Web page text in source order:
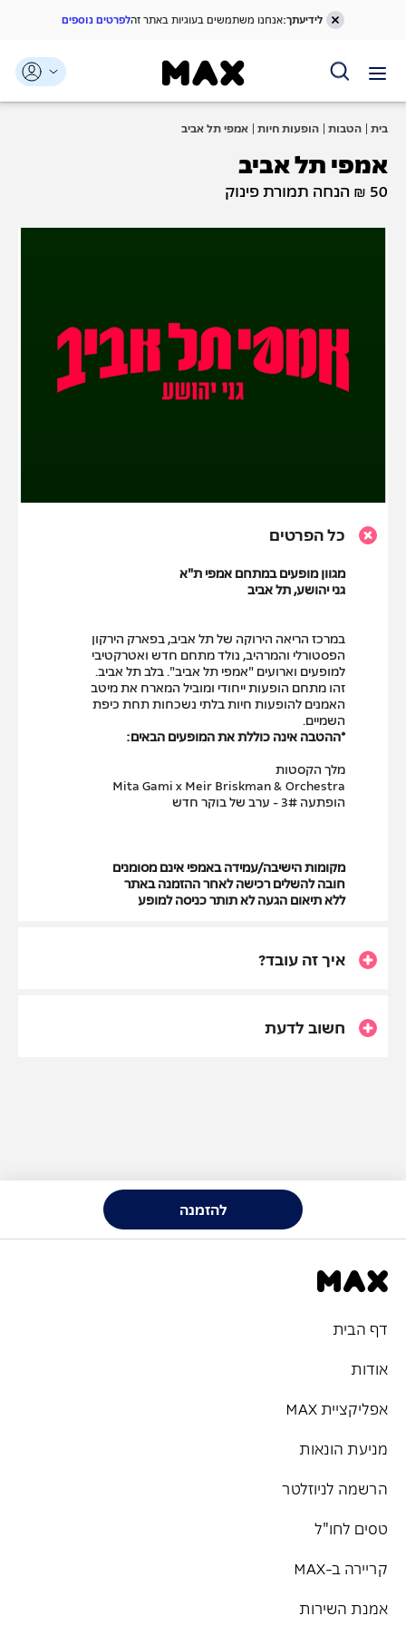
דלג אל תפריט ניווט
דלג אל תוכן ראשי
דלג אל תחתית העמוד
לידיעתך:אנחנו משתמשים בעוגיות באתר זהלפרטים נוספים
בית הטבות הופעות חיות אמפי תל אביב
אמפי תל אביב
50 ₪ הנחה תמורת פינוק
כל הפרטים
מגוון מופעים במתחם אמפי ת"א
גני יהושע, תל אביב
במרכז הריאה הירוקה של תל אביב, בפארק הירקון
הפסטורלי והמרהיב, נולד מתחם חדש ואטרקטיבי
למופעים וארועים "אמפי תל אביב". בלב תל אביב.
זהו מתחם הופעות ייחודי ומוביל המארח את מיטב
האמנים להופעות חיות בלתי נשכחות תחת כיפת
השמיים.
*ההטבה אינה כוללת את המופעים הבאים:
מלך הקסטות
Mita Gami x Meir Briskman & Orchestra
הופתעה 3# - ערב של בוקר חדש
מקומות הישיבה/עמידה באמפי אינם מסומנים
חובה להשלים רכישה לאחר ההזמנה באתר
ללא תיאום הגעה לא תותר כניסה למופע
איך זה עובד?
חשוב לדעת
להזמנה
דף הבית
אודות
אפליקציית MAX
מניעת הונאות
הרשמה לניוזלטר
טסים לחו"ל
קריירה ב-MAX
אמנת השירות